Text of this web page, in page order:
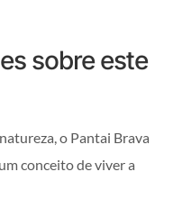
sobre este
o Pantai Brava
conceito de viver a